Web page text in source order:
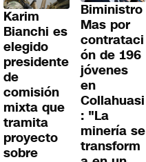
Karim
Bianchi es
elegido
presidente
de
comisión
mixta que
tramita
proyecto
sobre
Biministro
Mas por
contrataci
ón de 196
jóvenes
en
Collahuasi
: "La
minería se
transform